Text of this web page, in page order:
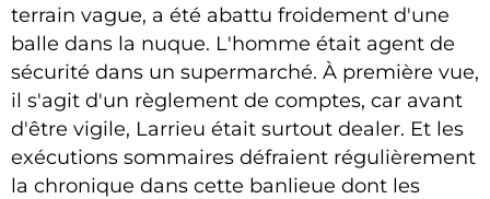
terrain vague, a été abattu froidement d'une
balle dans la nuque. L'homme était agent de
sécurité dans un supermarché. À première vue,
il s'agit d'un règlement de comptes, car avant
d'être vigile, Larrieu était surtout dealer. Et les
exécutions sommaires défraient régulièrement
la chronique dans cette banlieue dont les